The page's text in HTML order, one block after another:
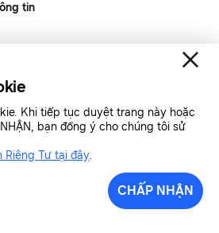
tin
Samsung Xin chào
Khi tiếp tục duyệt trang này hoặc
bạn đồng ý cho chúng tôi sử
Riêng Tư tại đây.
CHẤP NHẬN